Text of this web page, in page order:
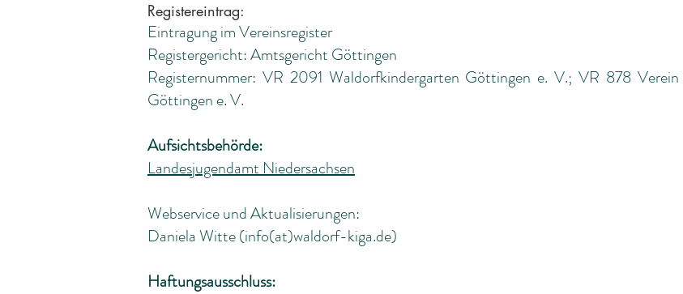
Registereintrag:
Eintragung im Vereinsregister
Registergericht: Amtsgericht Göttingen
Registernummer: VR 2091 Waldorfkindergarten Göttingen e. V.; VR 878
Göttingen e. V.
Aufsichtsbehörde:
Landesjugendamt Niedersachsen
Webservice und Aktualisierungen:
Daniela Witte (info(at)waldorf-kiga.de)
Haftungsausschluss: